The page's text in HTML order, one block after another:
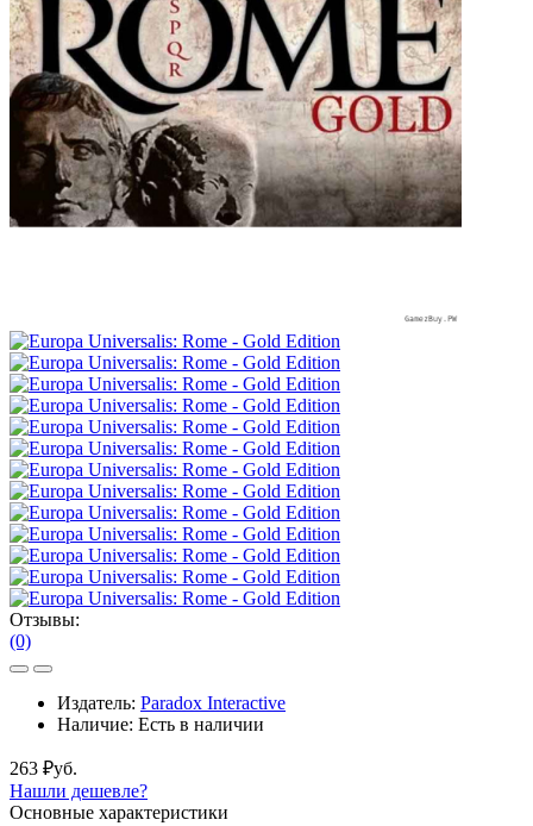
Отзывы:
(0)
Издатель: Paradox Interactive
Наличие: Есть в наличии
263 ₽уб.
Нашли дешевле?
Основные характеристики